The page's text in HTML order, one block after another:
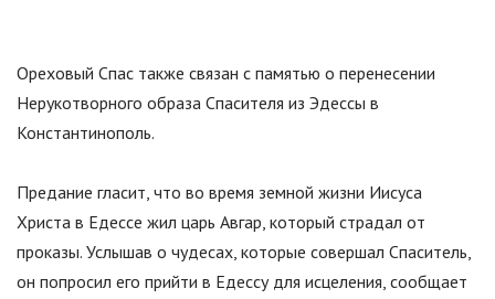
Ореховый Спас также связан с памятью о перенесении
Нерукотворного образа Спасителя из Эдессы в
Константинополь.
Предание гласит, что во время земной жизни Иисуса
Христа в Едессе жил царь Авгар, который страдал от
проказы. Услышав о чудесах, которые совершал Спаситель,
он попросил его прийти в Едессу для исцеления, сообщает